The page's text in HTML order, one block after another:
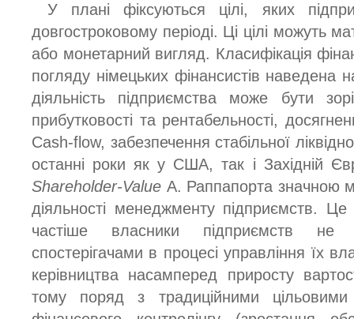
У плані фіксуються цілі, яких
довгостроковому періоді. Ці цілі можуть
або монетарний вигляд. Класифікація
погляду німецьких фінансистів наведена
діяльність підприємства може бути
прибутковості та рентабельності,
Cash-flow, забезпечення стабільної
останні роки як у США, так і Західній
Share­holder-Value А. Раппапорта значною
діяльності менеджменту підприємств.
частіше власники підприємств не
спостерігачами в процесі управління їх
керівництва насамперед приросту
тому поряд з традиційними цільовими